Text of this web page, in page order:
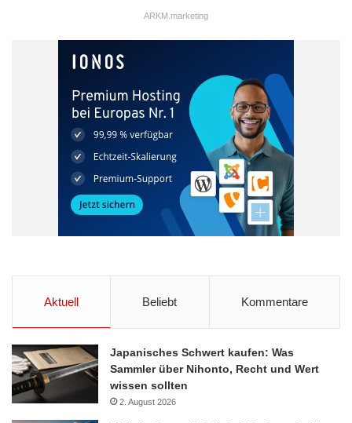
ARKM.marketing
Aktuell Beliebt Kommentare
Japanisches Schwert kaufen: Was
Sammler über Nihonto, Recht und Wert
wissen sollten
2. August 2026